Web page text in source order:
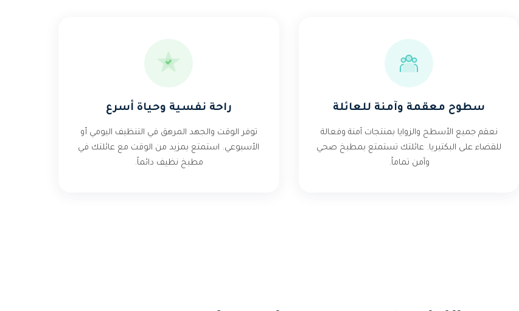
سطوح معقمة وآمنة للعائلة
نعقم جميع الأسطح والزوايا بمنتجات آمنة وفعالة
للقضاء على البكتيريا. عائلتك تستمتع بمطبخ صحي
وآمن تماماً.
راحة نفسية وحياة أسرع
توفر الوقت والجهد المرهق في التنظيف اليومي أو
الأسبوعي. استمتع بمزيد من الوقت مع عائلتك في
مطبخ نظيف دائماً.